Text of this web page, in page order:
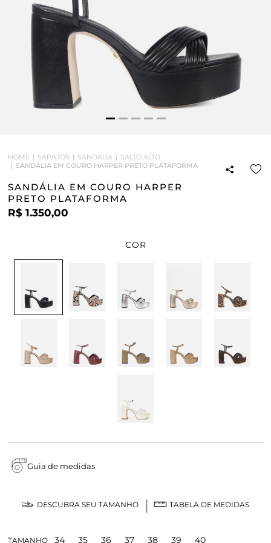
HOME SAPATOS SANDÁLIA
SALTO ALTO
SANDÁLIA EM COURO HARPER PRETO PLATAFORMA
SANDÁLIA EM COURO HARPER
PRETO PLATAFORMA
R$ 1.350,00
COR
Guia de medidas
DESCUBRA SEU TAMANHO TABELA DE MEDIDAS
TAMANHO 34 35 36 37 38 39 40